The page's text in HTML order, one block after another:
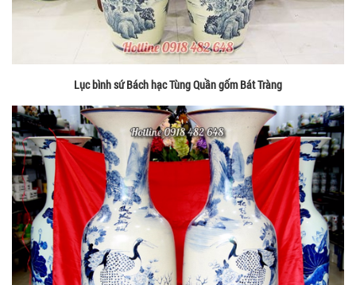
Lục bình sứ Bách hạc Tùng Quần gốm Bát Tràng